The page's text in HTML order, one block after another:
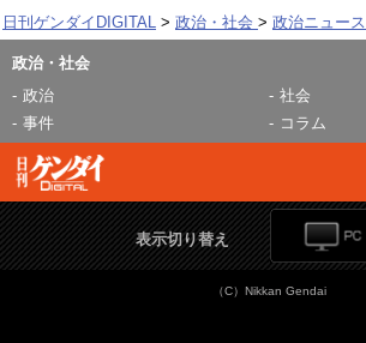
日刊ゲンダイDIGITAL 政治・社会 政治ニュース
政治・社会
政治
社会
事件
コラム
表示切り替え
（C）Nikkan Gendai